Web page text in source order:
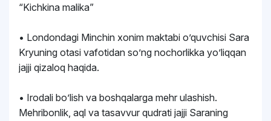
“Kichkina malika”
• Londondagi Minchin xonim maktabi o’quvchisi Sara
Kryuning otasi vafotidan so’ng nochorlikka yo’liqqan
jajji qizaloq haqida.
• Irodali bo’lish va boshqalarga mehr ulashish.
Mehribonlik, aql va tasavvur qudrati jajji Saraning